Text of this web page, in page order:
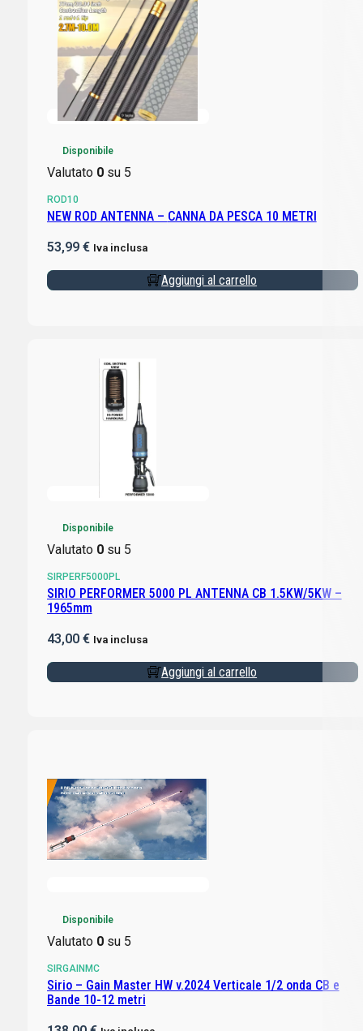
Disponibile
Valutato 0su 5
ROD10
NEW ROD ANTENNA – CANNA DA PESCA 10 METRI
53,99 € Iva inclusa
Aggiungi al carrello
Disponibile
Valutato 0su 5
SIRPERF5000PL
SIRIO PERFORMER 5000 PL ANTENNA CB 1.5KW/5KW –
1965mm
43,00 € Iva inclusa
Aggiungi al carrello
Disponibile
Valutato 0su 5
SIRGAINMC
Sirio – Gain Master HW v.2024 Verticale 1/2 onda CB e
Bande 10-12 metri